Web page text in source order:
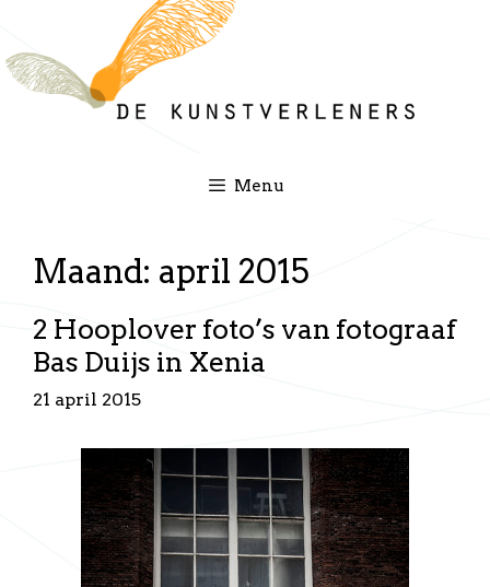
de
inhoud
Menu
Maand: april 2015
2 Hooplover foto’s van fotograaf
Bas Duijs in Xenia
21 april 2015